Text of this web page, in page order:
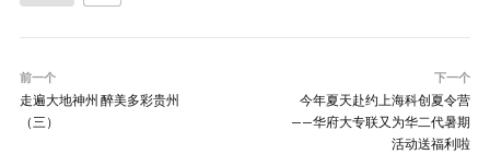
前一个
走遍大地神州 醉美多彩贵州
（三）
下一个
今年夏天赴约上海科创夏令营
——华府大专联又为华二代暑期
活动送福利啦